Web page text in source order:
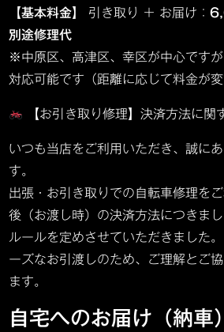
【基本料金】 引き取り ＋ お届け：
別途修理代
※中原区、高津区、幸区が中心です
対応可能です（距離に応じて料金が変
【お引き取り修理】決済方法に関
いつも当店をご利用いただき、誠に
す。
出張・お引き取りでの自転車修理を
後（お渡し時）の決済方法につきま
ルールを定めさせていただきました
ーズなお引渡しのため、ご理解とご
ます。
自宅へのお届け（納車